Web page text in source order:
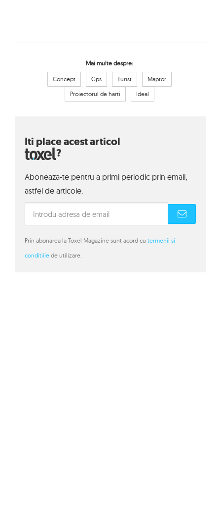
Mai multe despre:
Concept Gps Turist
Maptor
Proiectorul de harti
Ideal
Iti place acest articol
?
Aboneaza-te pentru a primi periodic prin email,
astfel de articole.
Prin abonarea la Toxel Magazine sunt acord cu termenii si
conditiile de utilizare.